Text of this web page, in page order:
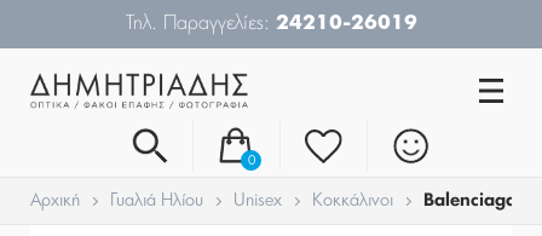
Τηλ. Παραγγελίες: 24210-26019
0
Αρχική Γυαλιά Ηλίου Unisex Κοκκάλινοι Balenciaga